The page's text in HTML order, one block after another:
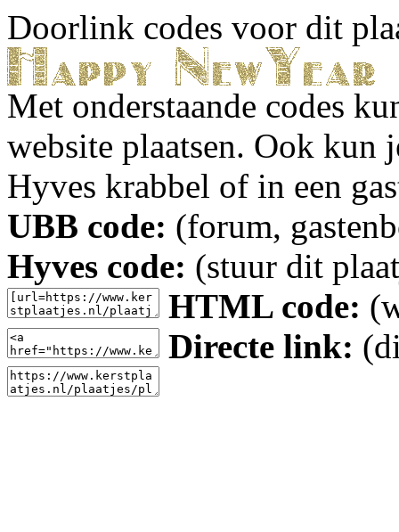
Doorlink codes voor dit
Met onderstaande codes
website plaatsen. Ook kun
Hyves krabbel of in een
UBB code: (forum,
Hyves code: (stuur dit
HTML code:
Directe link: